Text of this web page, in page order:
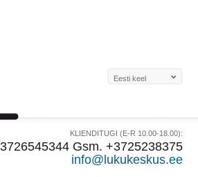
KLIENDITUGI (E-R 10.00-18.00):
Gsm. +3725238375
info@lukukeskus.ee